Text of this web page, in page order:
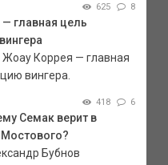
625 8
главная цель
Коррея — главная
вингера.
418 6
Семак верит в
Мостового?
Бубнов